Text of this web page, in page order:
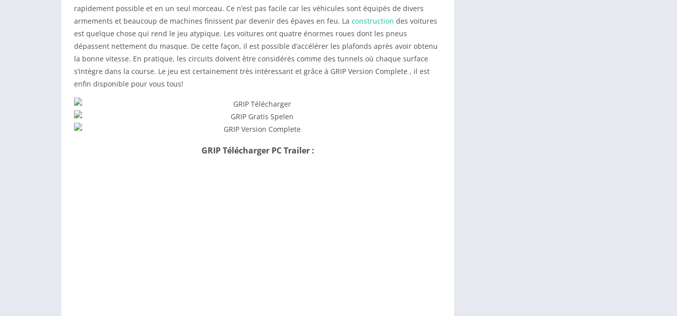
rapidement possible et en un seul morceau. Ce n’est pas facile car les véhicules sont équipés de divers
armements et beaucoup de machines finissent par devenir des épaves en feu. La construction des voitures
est quelque chose qui rend le jeu atypique. Les voitures ont quatre énormes roues dont les pneus
dépassent nettement du masque. De cette façon, il est possible d’accélérer les plafonds après avoir obtenu
la bonne vitesse. En pratique, les circuits doivent être considérés comme des tunnels où chaque surface
s’intègre dans la course. Le jeu est certainement très intéressant et grâce à GRIP Version Complete , il est
enfin disponible pour vous tous!
GRIP Télécharger PC Trailer :